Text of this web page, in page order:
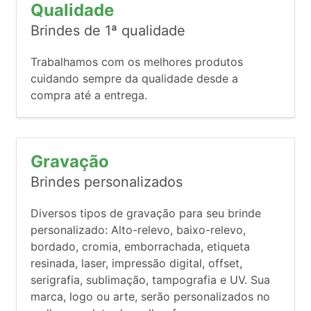
Qualidade
Brindes de 1ª qualidade
Trabalhamos com os melhores produtos
cuidando sempre da qualidade desde a
compra até a entrega.
Gravação
Brindes personalizados
Diversos tipos de gravação para seu brinde
personalizado: Alto-relevo, baixo-relevo,
bordado, cromia, emborrachada, etiqueta
resinada, laser, impressão digital, offset,
serigrafia, sublimação, tampografia e UV. Sua
marca, logo ou arte, serão personalizados no